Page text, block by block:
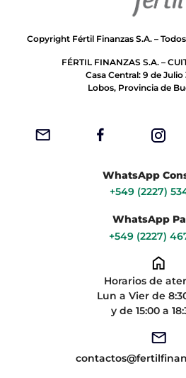
Copyright Fértil Finanzas S.A. –
FÉRTIL FINANZAS S.A. –
Casa Central: 9 de Julio
Lobos, Provincia de
WhatsApp
+549 (2227)
WhatsApp
+549 (2227)
Horarios de
Lun a Vier de
y de 15:00 a